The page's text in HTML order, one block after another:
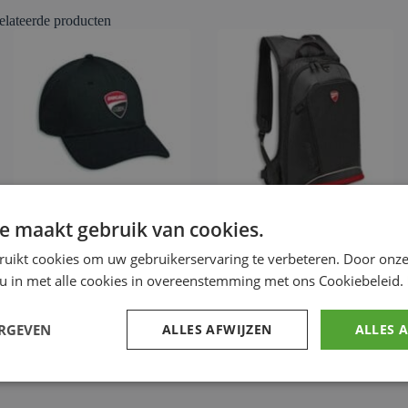
producten
Ducati Corse Total Black
Pet
€35.87
Redline B4 – Rugzak voor
alle gebruik
€147.77
maakt gebruik van cookies.
cookies om uw gebruikerservaring te verbeteren. Door
in met alle cookies in overeenstemming met ons Cookiebeleid.
ALLES
ALLES AFWIJZEN